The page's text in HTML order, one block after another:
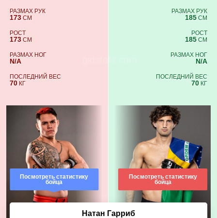
РАЗМАХ РУК
173 СМ
РОСТ
173 СМ
РАЗМАХ НОГ
N/A
ПОСЛЕДНИЙ ВЕС
70 КГ
Посмотреть статистику
бойца
РАЗМАХ РУК
185 СМ
РОСТ
185 СМ
РАЗМАХ НОГ
N/A
ПОСЛЕДНИЙ ВЕС
70 КГ
Посмотреть статистику
бойца
Натан Гарриб